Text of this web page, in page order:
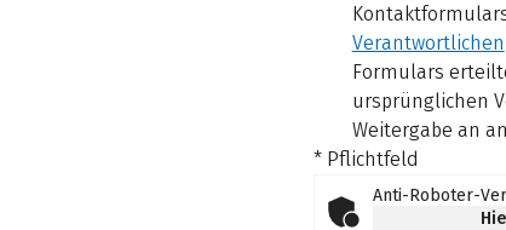
Verantwortlichen
Formulars
ursprünglichen
Weitergabe an
* Pflichtfeld
Anti-Roboter-